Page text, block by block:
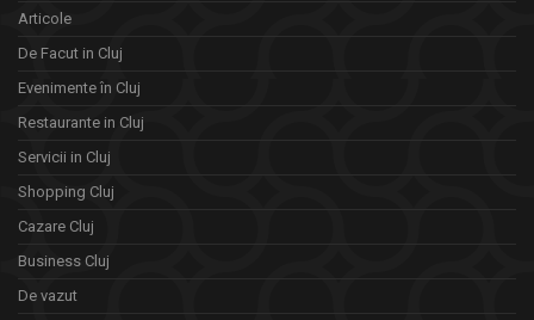
Articole
De Facut in Cluj
Evenimente în Cluj
Restaurante in Cluj
Servicii in Cluj
Shopping Cluj
Cazare Cluj
Business Cluj
De vazut